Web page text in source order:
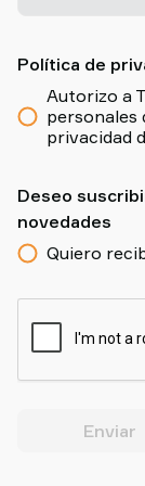
Política de
Autorizo a
personales
privacidad
Deseo
novedades
Quiero
Enviar